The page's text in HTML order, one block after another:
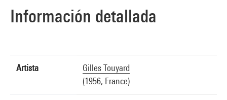
Información detallada
Artista
Gilles Touyard
(1956, France)